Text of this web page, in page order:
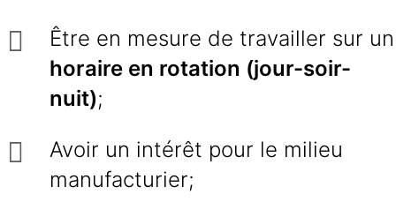
Être en mesure de travailler sur un
horaire en rotation (jour-soir-
nuit);
Avoir un intérêt pour le milieu
manufacturier;